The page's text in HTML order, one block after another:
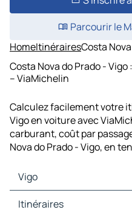
Parcourir le
HomeItinérairesCosta
Costa Nova do Prado -
– ViaMichelin
Calculez facilement votre
Vigo en voiture avec
carburant, coût par
Nova do Prado - Vigo, en
Vigo
Vigo Cartes et plans
Itinéraires